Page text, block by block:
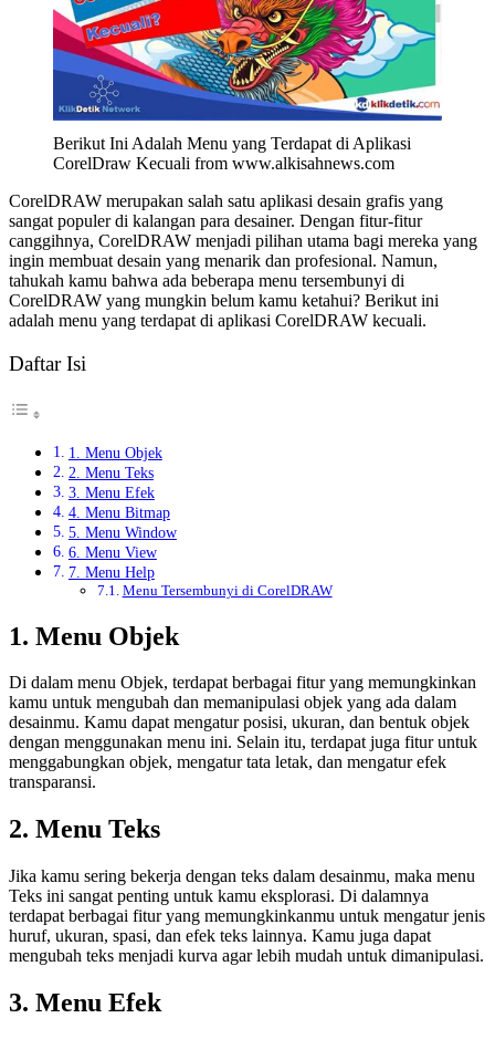
Berikut Ini Adalah Menu yang Terdapat di Aplikasi
CorelDraw Kecuali from www.alkisahnews.com
CorelDRAW merupakan salah satu aplikasi desain grafis yang
sangat populer di kalangan para desainer. Dengan fitur-fitur
canggihnya, CorelDRAW menjadi pilihan utama bagi mereka yang
ingin membuat desain yang menarik dan profesional. Namun,
tahukah kamu bahwa ada beberapa menu tersembunyi di
CorelDRAW yang mungkin belum kamu ketahui? Berikut ini
adalah menu yang terdapat di aplikasi CorelDRAW kecuali.
Daftar Isi
1. Menu Objek
2. Menu Teks
3. Menu Efek
4. Menu Bitmap
5. Menu Window
6. Menu View
7. Menu Help
Menu Tersembunyi di CorelDRAW
1. Menu Objek
Di dalam menu Objek, terdapat berbagai fitur yang memungkinkan
kamu untuk mengubah dan memanipulasi objek yang ada dalam
desainmu. Kamu dapat mengatur posisi, ukuran, dan bentuk objek
dengan menggunakan menu ini. Selain itu, terdapat juga fitur untuk
menggabungkan objek, mengatur tata letak, dan mengatur efek
transparansi.
2. Menu Teks
Jika kamu sering bekerja dengan teks dalam desainmu, maka menu
Teks ini sangat penting untuk kamu eksplorasi. Di dalamnya
terdapat berbagai fitur yang memungkinkanmu untuk mengatur jenis
huruf, ukuran, spasi, dan efek teks lainnya. Kamu juga dapat
mengubah teks menjadi kurva agar lebih mudah untuk dimanipulasi.
3. Menu Efek